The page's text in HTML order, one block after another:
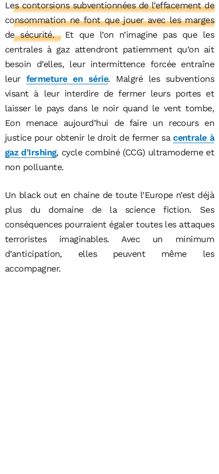
Les contorsions subventionnées de l’effacement de
consommation ne font que jouer avec les marges
de sécurité. Et que l’on n’imagine pas que les
centrales à gaz attendront patiemment qu’on ait
besoin d’elles, leur intermittence forcée entraîne
leur fermeture en série. Malgré les subventions
visant à leur interdire de fermer leurs portes et
laisser le pays dans le noir quand le vent tombe,
Eon menace aujourd’hui de faire un recours en
justice pour obtenir le droit de fermer sacentrale à
gaz d’Irshing, cycle combiné (CCG) ultramoderne et
non polluante.
Un black out en chaine de toute l’Europe n’est déjà
plus du domaine de la science fiction. Ses
conséquences pourraient égaler toutes les attaques
terroristes imaginables. Avec un minimum
d’anticipation, elles peuvent même les
accompagner.